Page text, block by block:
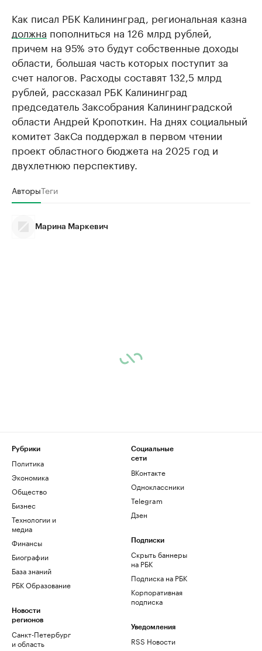
Как писал РБК Калининград, региональная казна
должна пополниться на 126 млрд рублей,
причем на 95% это будут собственные доходы
области, большая часть которых поступит за
счет налогов. Расходы составят 132,5 млрд
рублей, рассказал РБК Калининград
председатель Заксобрания Калининградской
области Андрей Кропоткин. На днях социальный
комитет ЗакСа поддержал в первом чтении
проект областного бюджета на 2025 год и
двухлетнюю перспективу.
АвторыТеги
Марина Маркевич
Рубрики
Политика
Экономика
Общество
Бизнес
Технологии и
медиа
Финансы
Биографии
База знаний
РБК Образование
Новости
регионов
Санкт-Петербург
и область
Социальные
сети
ВКонтакте
Одноклассники
Telegram
Дзен
Подписки
Скрыть баннеры
на РБК
Подписка на РБК
Корпоративная
подписка
Уведомления
RSS Новости